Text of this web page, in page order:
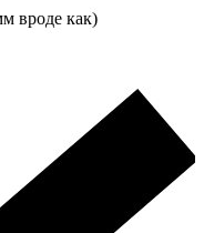
вроде как)